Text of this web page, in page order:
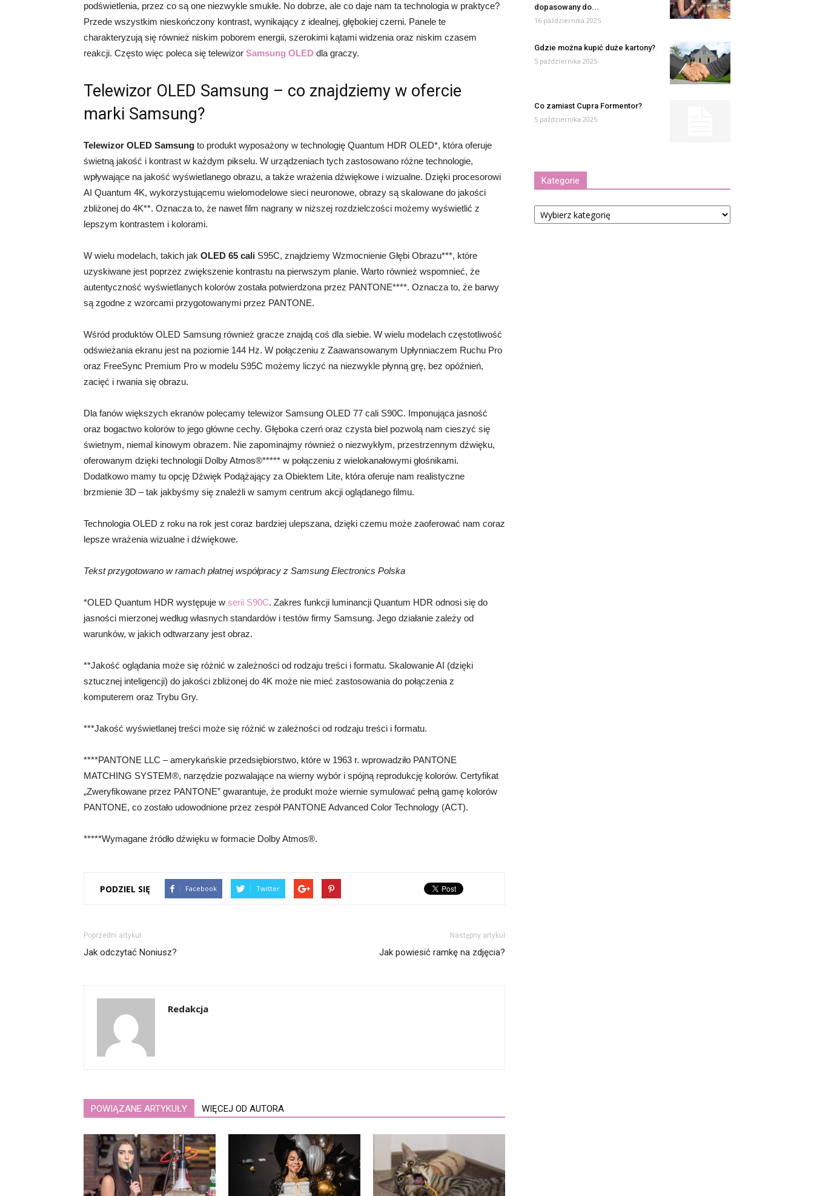
podświetlenia, przez co są one niezwykle smukłe. No dobrze, ale co daje nam ta technologia w praktyce?
Przede wszystkim nieskończony kontrast, wynikający z idealnej, głębokiej czerni. Panele te
charakteryzują się również niskim poborem energii, szerokimi kątami widzenia oraz niskim czasem
reakcji. Często więc poleca się telewizor Samsung OLED dla graczy.
Telewizor OLED Samsung – co znajdziemy w ofercie
marki Samsung?
Telewizor OLED Samsung to produkt wyposażony w technologię Quantum HDR OLED*, która oferuje
świetną jakość i kontrast w każdym pikselu. W urządzeniach tych zastosowano różne technologie,
wpływające na jakość wyświetlanego obrazu, a także wrażenia dźwiękowe i wizualne. Dzięki procesorowi
AI Quantum 4K, wykorzystującemu wielomodelowe sieci neuronowe, obrazy są skalowane do jakości
zbliżonej do 4K**. Oznacza to, że nawet film nagrany w niższej rozdzielczości możemy wyświetlić z
lepszym kontrastem i kolorami.
W wielu modelach, takich jak OLED 65 cali S95C, znajdziemy Wzmocnienie Głębi Obrazu***, które
uzyskiwane jest poprzez zwiększenie kontrastu na pierwszym planie. Warto również wspomnieć, że
autentyczność wyświetlanych kolorów została potwierdzona przez PANTONE****. Oznacza to, że barwy
są zgodne z wzorcami przygotowanymi przez PANTONE.
Wśród produktów OLED Samsung również gracze znajdą coś dla siebie. W wielu modelach częstotliwość
odświeżania ekranu jest na poziomie 144 Hz. W połączeniu z Zaawansowanym Upłynniaczem Ruchu Pro
oraz FreeSync Premium Pro w modelu S95C możemy liczyć na niezwykle płynną grę, bez opóźnień,
zacięć i rwania się obrazu.
Dla fanów większych ekranów polecamy telewizor Samsung OLED 77 cali S90C. Imponująca jasność
oraz bogactwo kolorów to jego główne cechy. Głęboka czerń oraz czysta biel pozwolą nam cieszyć się
świetnym, niemal kinowym obrazem. Nie zapominajmy również o niezwykłym, przestrzennym dźwięku,
oferowanym dzięki technologii Dolby Atmos®***** w połączeniu z wielokanałowymi głośnikami.
Dodatkowo mamy tu opcję Dźwięk Podążający za Obiektem Lite, która oferuje nam realistyczne
brzmienie 3D – tak jakbyśmy się znaleźli w samym centrum akcji oglądanego filmu.
Technologia OLED z roku na rok jest coraz bardziej ulepszana, dzięki czemu może zaoferować nam coraz
lepsze wrażenia wizualne i dźwiękowe.
Tekst przygotowano w ramach płatnej współpracy z Samsung Electronics Polska
*OLED Quantum HDR występuje w serii S90C. Zakres funkcji luminancji Quantum HDR odnosi się do
jasności mierzonej według własnych standardów i testów firmy Samsung. Jego działanie zależy od
warunków, w jakich odtwarzany jest obraz.
**Jakość oglądania może się różnić w zależności od rodzaju treści i formatu. Skalowanie AI (dzięki
sztucznej inteligencji) do jakości zbliżonej do 4K może nie mieć zastosowania do połączenia z
komputerem oraz Trybu Gry.
***Jakość wyświetlanej treści może się różnić w zależności od rodzaju treści i formatu.
****PANTONE LLC – amerykańskie przedsiębiorstwo, które w 1963 r. wprowadziło PANTONE
MATCHING SYSTEM®, narzędzie pozwalające na wierny wybór i spójną reprodukcję kolorów. Certyfikat
„Zweryfikowane przez PANTONE” gwarantuje, że produkt może wiernie symulować pełną gamę kolorów
PANTONE, co zostało udowodnione przez zespół PANTONE Advanced Color Technology (ACT).
*****Wymagane źródło dźwięku w formacie Dolby Atmos®.
PODZIEL SIĘ Facebook Twitter
Poprzedni artykuł
Jak odczytać Noniusz?
Następny artykuł
Jak powiesić ramkę na zdjęcia?
Redakcja
POWIĄZANE ARTYKUŁY WIĘCEJ OD AUTORA
dopasowany do...
16 października 2025
Gdzie można kupić duże kartony?
5 października 2025
Co zamiast Cupra Formentor?
5 października 2025
Kategorie
Kategorie